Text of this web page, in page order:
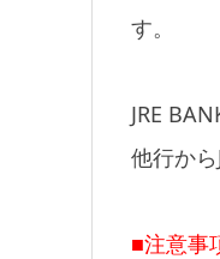
す。
JRE
他行か
■注意事